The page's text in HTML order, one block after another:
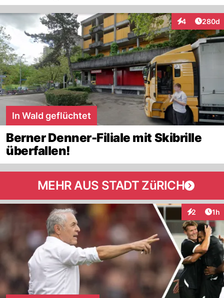
4
Interaktionen
280d
In Wald geflüchtet
Berner Denner-Filiale mit Skibrille
überfallen!
MEHR AUS STADT ZüRICH
2 1h